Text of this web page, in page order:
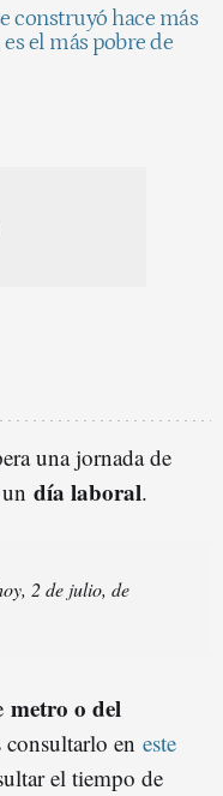
construyó hace más
el más pobre de
una jornada de
día laboral.
2 de julio, de
metro o del
consultarlo en este
el tiempo de